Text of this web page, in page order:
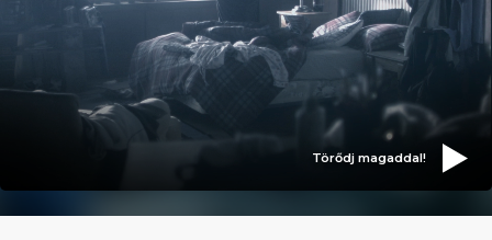
Törődj magaddal!